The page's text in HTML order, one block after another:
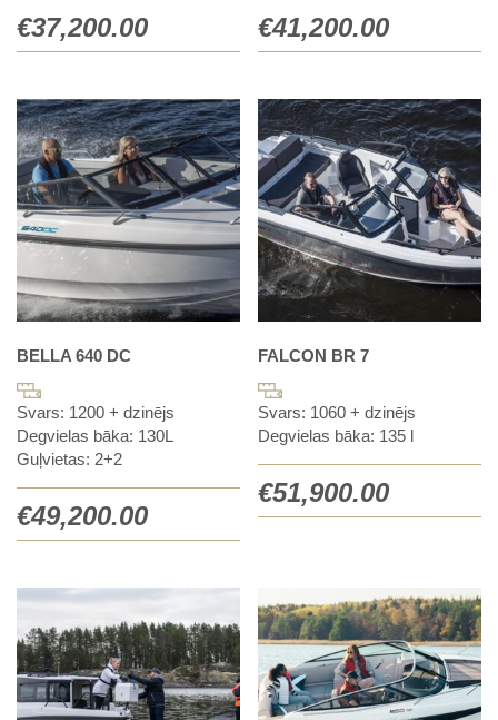
€37,200.00 €41,200.00
BELLA 640 DC
Svars: 1200 + dzinējs
Degvielas bāka: 130L
Guļvietas: 2+2
€49,200.00
FALCON BR 7
Svars: 1060 + dzinējs
Degvielas bāka: 135 l
€51,900.00